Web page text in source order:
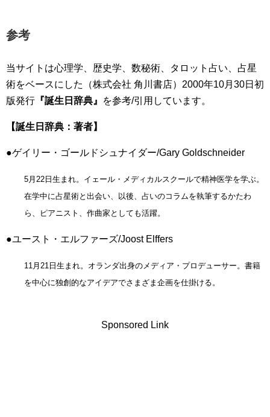
参考
当サイトは心理学、歴史学、数秘術、タロット占い、占星
術をベースにした（株式会社 角川書店）2000年10月30日初
版発行 『誕生日辞典』 を参考/引用しています。
【誕生日辞典：著者】
●ゲイリー・ゴールドシュナイダー/Gary Goldschneider
5月22日生まれ。イェール・メディカルスクールで精神医学を学ぶ。
在学中に占星術と出会い、以後、占いのコラムを執筆するかたわ
ら、ピアニスト、作曲家としても活躍。
●ユースト・エルファーズ/Joost Elffers
11月21日生まれ。オランダ出身のメディア・プロデューサー。書籍
を中心に独創的なアイデアでさまざま企画を仕掛ける。
Sponsored Link